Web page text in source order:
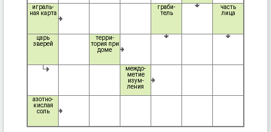
играль-
ная карта
граби-
тель
часть
лица
царь
зверей
терри-
тория при
доме
междо-
метие
изум-
ления
азотно-
кислая
соль